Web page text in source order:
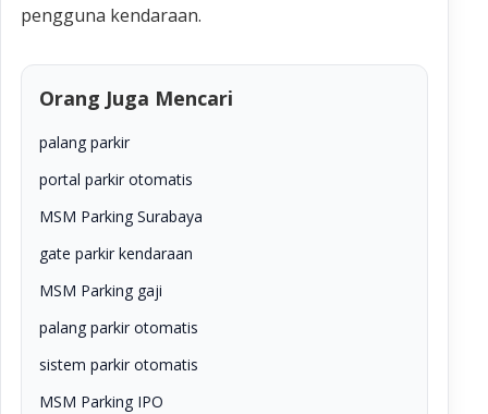
pengguna kendaraan.
Orang Juga Mencari
palang parkir
portal parkir otomatis
MSM Parking Surabaya
gate parkir kendaraan
MSM Parking gaji
palang parkir otomatis
sistem parkir otomatis
MSM Parking IPO